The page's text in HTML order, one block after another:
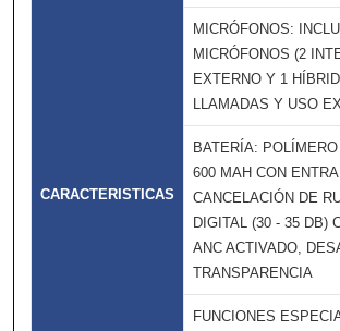
CARACTERISTICAS
MICRÓFONOS:
MICRÓFONOS (2
EXTERNO Y 1
LLAMADAS Y USO
BATERÍA:
600 MAH CON
CANCELACIÓN DE
DIGITAL (30 - 35 DB)
ANC ACTIVADO,
TRANSPARENCIA
FUNCIONES